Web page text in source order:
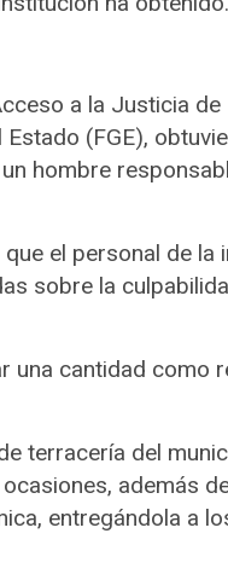
a la Justicia
(FGE),
hombre
el personal de
sobre la
cantidad como
terracería del
además
entregándola a